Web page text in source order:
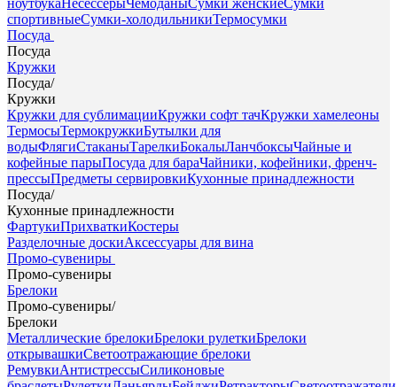
ноутбукаНесессерыЧемоданыСумки женскиеСумки
спортивныеСумки-холодильникиТермосумки
Посуда
Посуда
Кружки
Посуда/
Кружки
Кружки для сублимацииКружки софт тачКружки хамелеоны
ТермосыТермокружкиБутылки для
водыФлягиСтаканыТарелкиБокалыЛанчбоксыЧайные и
кофейные парыПосуда для бараЧайники, кофейники, френч-
прессыПредметы сервировкиКухонные принадлежности
Посуда/
Кухонные принадлежности
ФартукиПрихваткиКостеры
Разделочные доскиАксессуары для вина
Промо-сувениры
Промо-сувениры
Брелоки
Промо-сувениры/
Брелоки
Металлические брелокиБрелоки рулеткиБрелоки
открывашкиСветоотражающие брелоки
РемувкиАнтистрессыСиликоновые